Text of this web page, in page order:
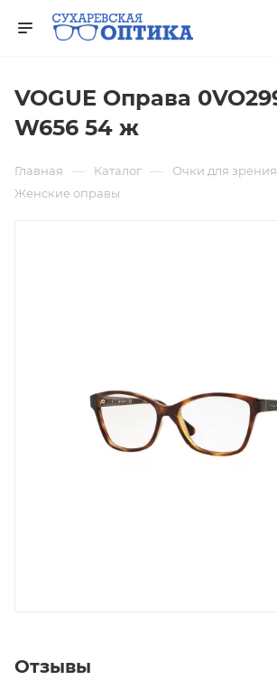
VOGUE Оправа
W656 54 ж
Главная — Каталог — Очки для зрения
Женские оправы
Отзывы